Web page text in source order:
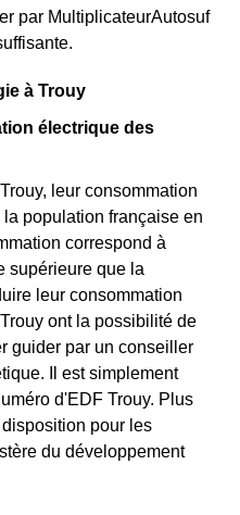
par MultiplicateurAutosuf
à Trouy
électrique des
leur consommation
population française en
correspond à
supérieure que la
leur consommation
ont la possibilité de
guider par un conseiller
Il est simplement
d'EDF Trouy. Plus
pour les
du développement